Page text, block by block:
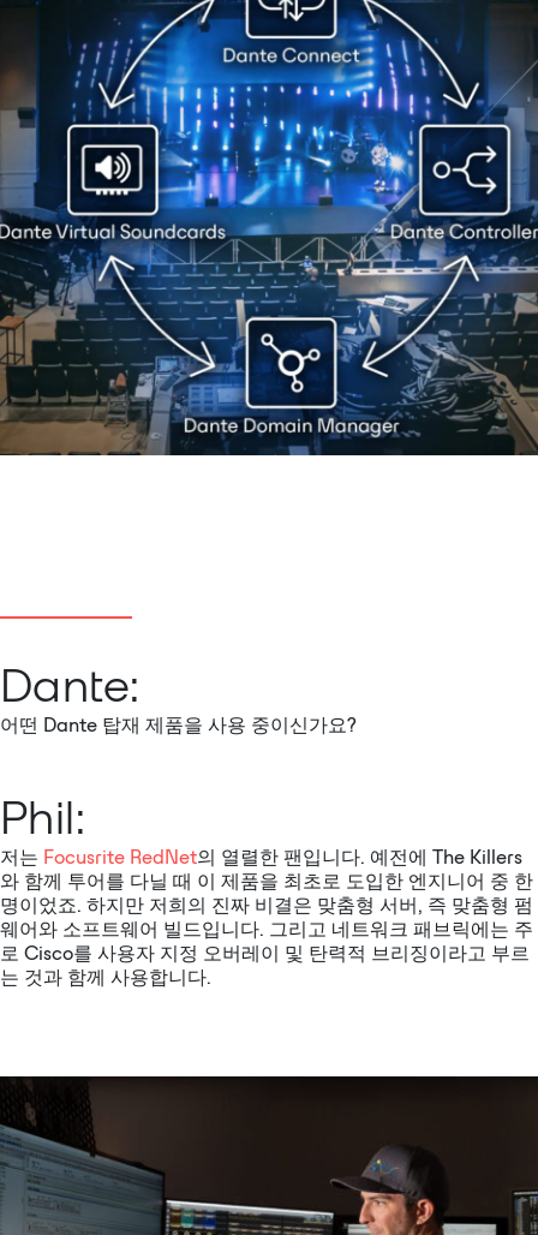
Dante:
어떤 Dante 탑재 제품을 사용 중이신가요?
Phil:
저는 Focusrite RedNet의 열렬한 팬입니다. 예전에 The Killers
와 함께 투어를 다닐 때 이 제품을 최초로 도입한 엔지니어 중 한
명이었죠. 하지만 저희의 진짜 비결은 맞춤형 서버, 즉 맞춤형 펌
웨어와 소프트웨어 빌드입니다. 그리고 네트워크 패브릭에는 주
로 Cisco를 사용자 지정 오버레이 및 탄력적 브리징이라고 부르
는 것과 함께 사용합니다.